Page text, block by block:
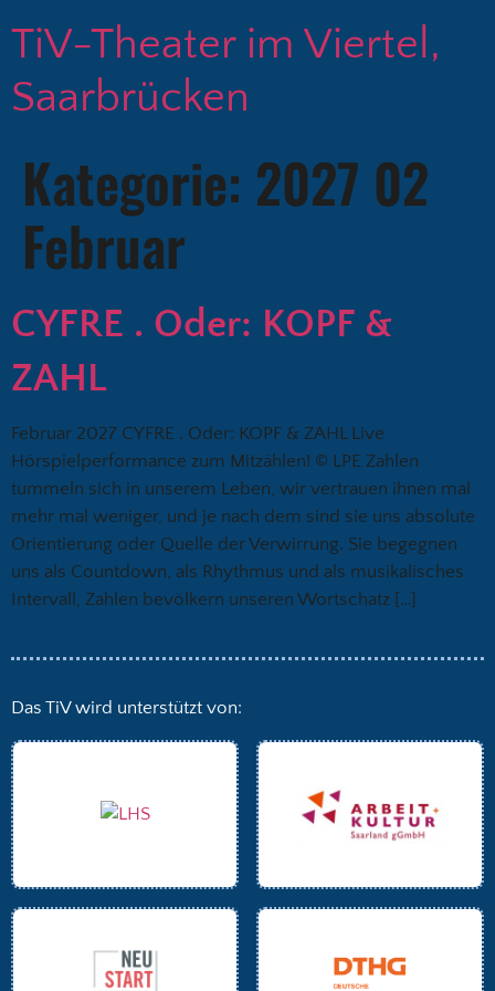
TiV-Theater im Viertel,
Saarbrücken
Kategorie: 2027 02
Februar
CYFRE . Oder: KOPF &
ZAHL
Februar 2027 CYFRE . Oder: KOPF & ZAHL Live
Hörspielperformance zum Mitzählen! © LPE Zahlen
tummeln sich in unserem Leben, wir vertrauen ihnen mal
mehr mal weniger, und je nach dem sind sie uns absolute
Orientierung oder Quelle der Verwirrung. Sie begegnen
uns als Countdown, als Rhythmus und als musikalisches
Intervall, Zahlen bevölkern unseren Wortschatz […]
Das TiV wird unterstützt von: